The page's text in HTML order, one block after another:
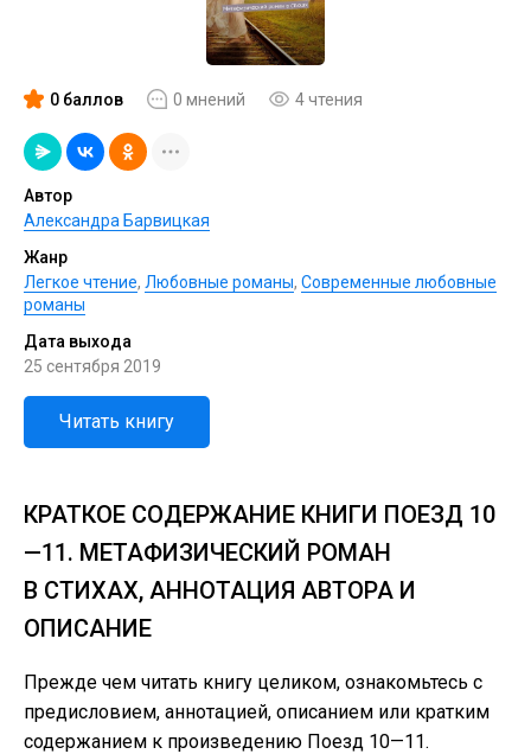
0 баллов 0 мнений 4 чтения
Автор
Александра Барвицкая
Жанр
Легкое чтение, Любовные романы, Современные любовные
романы
Дата выхода
25 сентября 2019
Читать книгу
КРАТКОЕ СОДЕРЖАНИЕ КНИГИ ПОЕЗД 10
—11. МЕТАФИЗИЧЕСКИЙ РОМАН
В СТИХАХ, АННОТАЦИЯ АВТОРА И
ОПИСАНИЕ
Прежде чем читать книгу целиком, ознакомьтесь с
предисловием, аннотацией, описанием или кратким
содержанием к произведению Поезд 10—11.